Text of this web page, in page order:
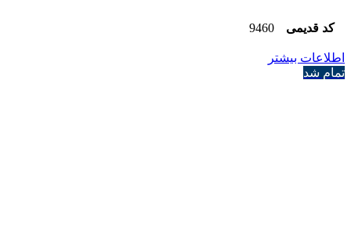
کد قدیمی 9460
اطلاعات بیشتر
تمام شد